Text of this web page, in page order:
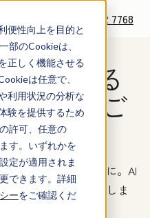
便性向上を目的と
部のCookieは、
正しく機能させる
は任意で、
利用状況の分析な
験を提供するため
許可、任意の
す。いずれかを
定が適用されま
できます。詳細
ーをご確認くだ
+1 888 482 7768
ができる
画面でご
マーサービスを一つに。AI
って具体的にご紹介しま